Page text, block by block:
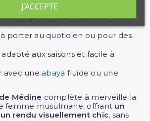
et opaque, qui s’adapte à tous les
à porter au quotidien ou pour des
adapté aux saisons et facile à
avec uneabaya fluide ou une
Médine complète à merveille la
femme musulmane, offrant un
rendu visuellement chic, sans
J'ACCEPTE